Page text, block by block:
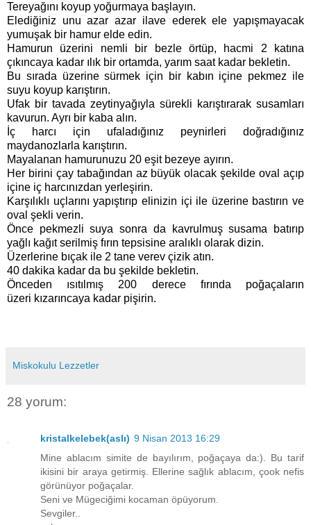
Tereyağını koyup yoğurmaya başlayın.
Elediğiniz unu azar azar ilave ederek ele yapışmayacak
yumuşak bir hamur elde edin.
Hamurun üzerini nemli bir bezle örtüp, hacmi 2 katına
çıkıncaya kadar ılık bir ortamda, yarım saat kadar bekletin.
Bu sırada üzerine sürmek için bir kabın içine pekmez ile
suyu koyup karıştırın.
Ufak bir tavada zeytinyağıyla sürekli karıştırarak susamları
kavurun. Ayrı bir kaba alın.
İç harcı için ufaladığınız peynirleri doğradığınız
maydanozlarla karıştırın.
Mayalanan hamurunuzu 20 eşit bezeye ayırın.
Her birini çay tabağından az büyük olacak şekilde oval açıp
içine iç harcınızdan yerleşirin.
Karşılıklı uçlarını yapıştırıp elinizin içi ile üzerine bastırın ve
oval şekli verin.
Önce pekmezli suya sonra da kavrulmuş susama batırıp
yağlı kağıt serilmiş fırın tepsisine aralıklı olarak dizin.
Üzerlerine bıçak ile 2 tane verev çizik atın.
40 dakika kadar da bu şekilde bekletin.
Önceden ısıtılmış 200 derece fırında poğaçaların
üzeri kızarıncaya kadar pişirin.
Miskokulu Lezzetler
28 yorum:
kristalkelebek(aslı) 9 Nisan 2013 16:29
Mine ablacım simite de bayılırım, poğaçaya da:). Bu tarif
ikisini bir araya getirmiş. Ellerine sağlık ablacım, çook nefis
görünüyor poğaçalar.
Seni ve Mügeciğimi kocaman öpüyorum.
Sevgiler..